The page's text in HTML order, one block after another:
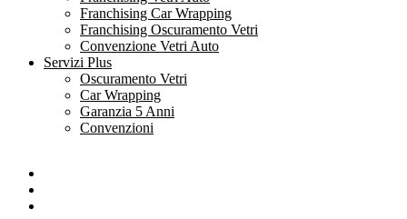
Franchising Car Wrapping
Franchising Oscuramento Vetri
Convenzione Vetri Auto
Servizi Plus
Oscuramento Vetri
Car Wrapping
Garanzia 5 Anni
Convenzioni